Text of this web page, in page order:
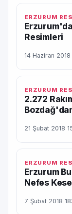
ERZURUM
Resimleri
14 Haziran 2018
ERZURUM
2.272
21 Şubat 2018
ERZURUM
Erzurum
Nefes
7 Şubat 2018